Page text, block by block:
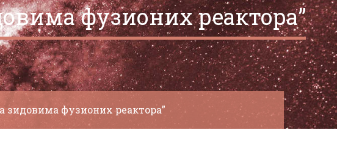
фузионих реактора”
зидовима фузионих реактора”